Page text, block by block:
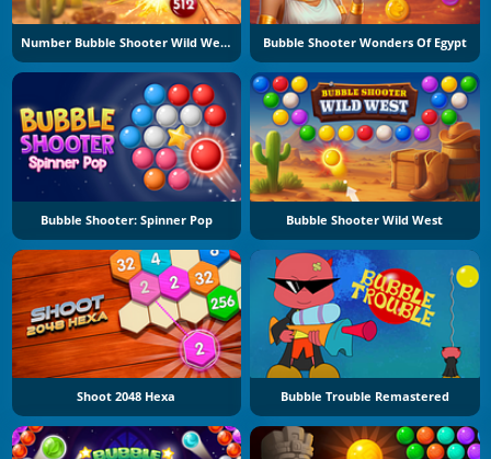
Number Bubble Shooter Wild West Bubble Shooter Wonders Of Egypt
Bubble Shooter: Spinner Pop Bubble Shooter Wild West
Shoot 2048 Hexa Bubble Trouble Remastered